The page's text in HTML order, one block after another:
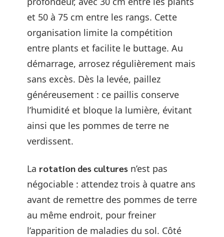
et 50 à 75 cm entre les rangs. Cette
organisation limite la compétition
entre plants et facilite le buttage. Au
démarrage, arrosez régulièrement mais
sans excès. Dès la levée, paillez
généreusement : ce paillis conserve
l’humidité et bloque la lumière, évitant
ainsi que les pommes de terre ne
verdissent.
La rotation des cultures n’est pas
négociable : attendez trois à quatre ans
avant de remettre des pommes de terre
au même endroit, pour freiner
l’apparition de maladies du sol. Côté